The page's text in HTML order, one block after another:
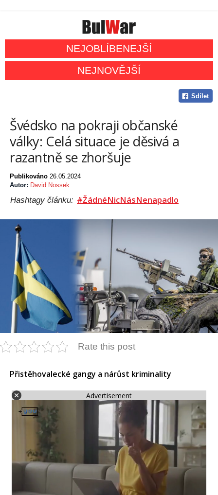
NEJOBLÍBENEJŠÍ
NEJNOVĚJŠÍ
Sdílet
Švédsko na pokraji občanské
války: Celá situace je děsivá a
razantně se zhoršuje
Publikováno 26.05.2024
Autor: David Nossek
Hashtagy článku: #ŽádnéNicNásNenapadlo
Rate this post
Přistěhovalecké gangy a nárůst kriminality
Advertisement